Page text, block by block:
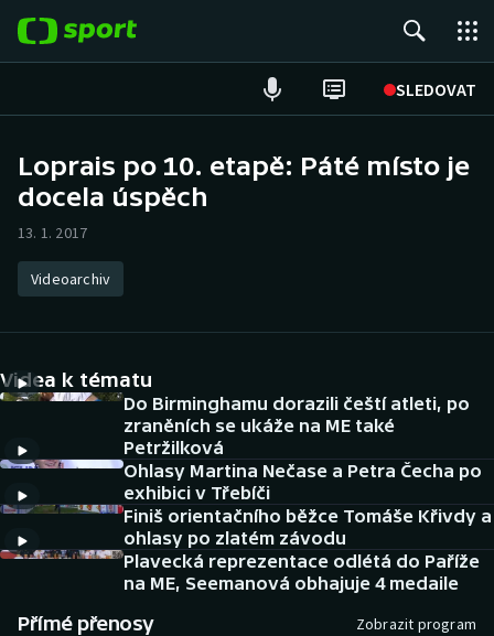
SLEDOVAT
Hokej
Atletika
DALŠÍ SPORTY
Americký fotbal
Baseball a softbal
Basketbal
Biatlon
NEPŘEHLÉDNĚTE
Soutěže
Historické návraty
Aplikace ČT sport
Loprais po 10. etapě: Páté místo je
docela úspěch
13. 1. 2017
Videoarchiv
Videa k tématu
Do Birminghamu dorazili čeští atleti, po
zraněních se ukáže na ME také
Petržilková
Ohlasy Martina Nečase a Petra Čecha po
exhibici v Třebíči
Finiš orientačního běžce Tomáše Křivdy a
ohlasy po zlatém závodu
Plavecká reprezentace odlétá do Paříže
na ME, Seemanová obhajuje 4 medaile
Přímé přenosy Zobrazit program